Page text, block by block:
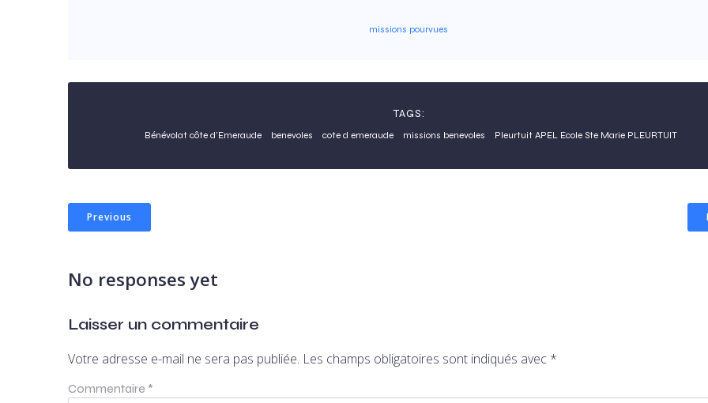
missions pourvues
TAGS:
Bénévolat côte d'Emeraude benevoles cote d emeraude missions benevoles Pleurtuit APEL Ecole Ste Marie PLEURTUIT
Previous
No responses yet
Laisser un commentaire
Votre adresse e-mail ne sera pas publiée. Les champs obligatoires sont indiqués avec *
Commentaire *